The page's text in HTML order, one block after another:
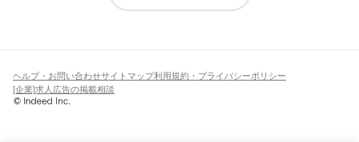
ヘルプ・お問い合わせサイトマップ利用規約・プライバシーポリシー
[企業]求人広告の掲載相談